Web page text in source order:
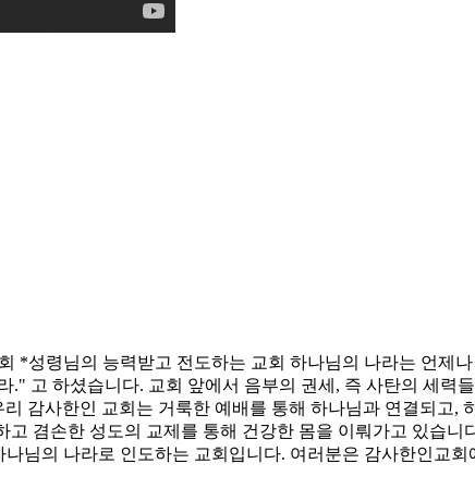
성령님의 능력받고 전도하는 교회 하나님의 나라는 언제
고 하셨습니다. 교회 앞에서 음부의 권세, 즉 사탄의 세력
감사한인 교회는 거룩한 예배를 통해 하나님과 연결되고,
겸손한 성도의 교제를 통해 건강한 몸을 이뤄가고 있습니
님의 나라로 인도하는 교회입니다. 여러분은 감사한인교